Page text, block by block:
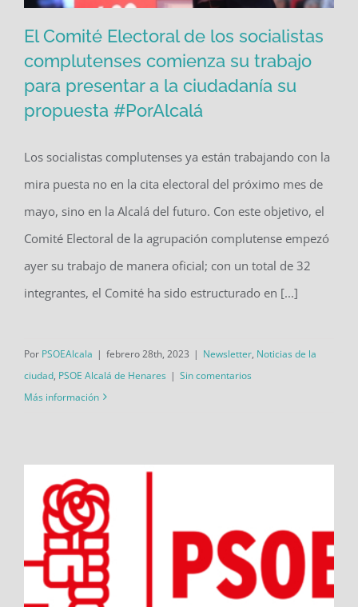
El Comité Electoral de los socialistas
complutenses comienza su trabajo
El Comité Electoral de los socialistas
complutenses comienza su trabajo
para presentar a la ciudadanía su
propuesta #PorAlcalá
Los socialistas complutenses ya están trabajando con la
mira puesta no en la cita electoral del próximo mes de
mayo, sino en la Alcalá del futuro. Con este objetivo, el
Comité Electoral de la agrupación complutense empezó
ayer su trabajo de manera oficial; con un total de 32
integrantes, el Comité ha sido estructurado en [...]
Por PSOEAlcala | febrero 28th, 2023 | Newsletter, Noticias de la
ciudad, PSOE Alcalá de Henares | Sin comentarios
Más información